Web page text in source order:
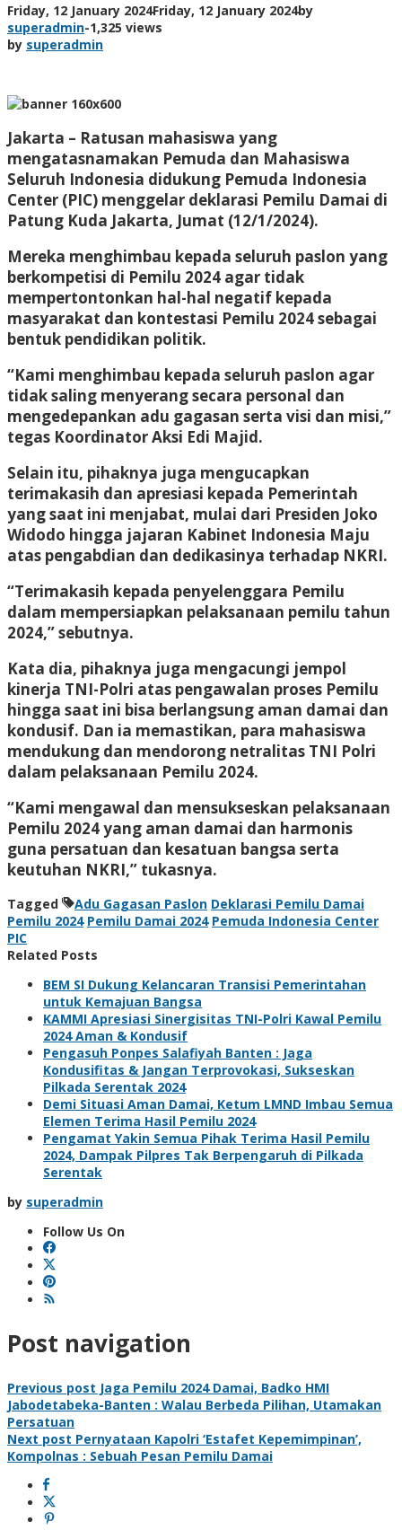
Friday, 12 January 2024Friday, 12 January 2024by
superadmin-1,325 views
by superadmin
Jakarta – Ratusan mahasiswa yang
mengatasnamakan Pemuda dan Mahasiswa
Seluruh Indonesia didukung Pemuda Indonesia
Center (PIC) menggelar deklarasi Pemilu Damai di
Patung Kuda Jakarta, Jumat (12/1/2024).
Mereka menghimbau kepada seluruh paslon yang
berkompetisi di Pemilu 2024 agar tidak
mempertontonkan hal-hal negatif kepada
masyarakat dan kontestasi Pemilu 2024 sebagai
bentuk pendidikan politik.
“Kami menghimbau kepada seluruh paslon agar
tidak saling menyerang secara personal dan
mengedepankan adu gagasan serta visi dan misi,”
tegas Koordinator Aksi Edi Majid.
Selain itu, pihaknya juga mengucapkan
terimakasih dan apresiasi kepada Pemerintah
yang saat ini menjabat, mulai dari Presiden Joko
Widodo hingga jajaran Kabinet Indonesia Maju
atas pengabdian dan dedikasinya terhadap NKRI.
“Terimakasih kepada penyelenggara Pemilu
dalam mempersiapkan pelaksanaan pemilu tahun
2024,” sebutnya.
Kata dia, pihaknya juga mengacungi jempol
kinerja TNI-Polri atas pengawalan proses Pemilu
hingga saat ini bisa berlangsung aman damai dan
kondusif. Dan ia memastikan, para mahasiswa
mendukung dan mendorong netralitas TNI Polri
dalam pelaksanaan Pemilu 2024.
“Kami mengawal dan mensukseskan pelaksanaan
Pemilu 2024 yang aman damai dan harmonis
guna persatuan dan kesatuan bangsa serta
keutuhan NKRI,” tukasnya.
Tagged Adu Gagasan Paslon Deklarasi Pemilu Damai
Pemilu 2024 Pemilu Damai 2024 Pemuda Indonesia Center
PIC
Related Posts
BEM SI Dukung Kelancaran Transisi Pemerintahan
untuk Kemajuan Bangsa
KAMMI Apresiasi Sinergisitas TNI-Polri Kawal Pemilu
2024 Aman & Kondusif
Pengasuh Ponpes Salafiyah Banten : Jaga
Kondusifitas & Jangan Terprovokasi, Sukseskan
Pilkada Serentak 2024
Demi Situasi Aman Damai, Ketum LMND Imbau Semua
Elemen Terima Hasil Pemilu 2024
Pengamat Yakin Semua Pihak Terima Hasil Pemilu
2024, Dampak Pilpres Tak Berpengaruh di Pilkada
Serentak
by superadmin
Follow Us On
Post navigation
Previous post Jaga Pemilu 2024 Damai, Badko HMI
Jabodetabeka-Banten : Walau Berbeda Pilihan, Utamakan
Persatuan
Next post Pernyataan Kapolri ‘Estafet Kepemimpinan’,
Kompolnas : Sebuah Pesan Pemilu Damai